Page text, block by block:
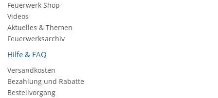
Feuerwerk Shop
Videos
Aktuelles & Themen
Feuerwerksarchiv
Hilfe & FAQ
Versandkosten
Bezahlung und Rabatte
Bestellvorgang